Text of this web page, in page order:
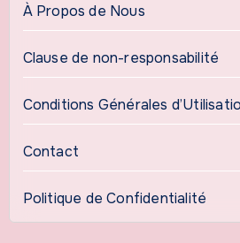
À Propos de Nous
Clause de non-responsabilité
Conditions Générales
Contact
Politique de Confidentialité